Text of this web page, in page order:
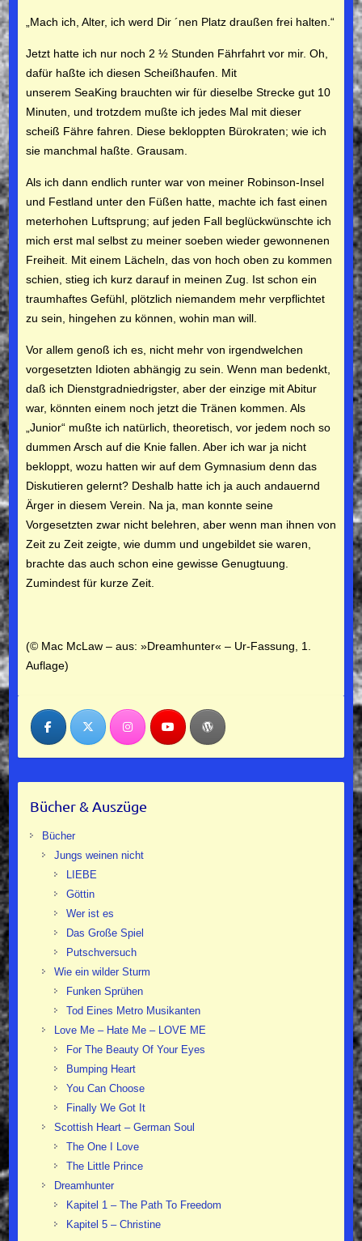
„Mach ich, Alter, ich werd Dir ´nen Platz draußen frei halten.“
Jetzt hatte ich nur noch 2 ½ Stunden Fährfahrt vor mir. Oh,
dafür haßte ich diesen Scheißhaufen. Mit
unserem SeaKing brauchten wir für dieselbe Strecke gut 10
Minuten, und trotz­dem mußte ich jedes Mal mit dieser
scheiß Fähre fahren. Diese bekloppten Bürokraten; wie ich
sie manchmal haßte. Grausam.
Als ich dann endlich runter war von meiner Robinson-Insel
und Festland unter den Füßen hatte, machte ich fast einen
meter­hohen Luftsprung; auf jeden Fall beglückwünschte ich
mich erst mal selbst zu meiner soeben wieder gewonnenen
Freiheit. Mit einem Lächeln, das von hoch oben zu kommen
schien, stieg ich kurz darauf in meinen Zug. Ist schon ein
traumhaftes Ge­fühl, plötzlich niemandem mehr verpflichtet
zu sein, hingehen zu können, wohin man will.
Vor allem genoß ich es, nicht mehr von irgendwelchen
vorge­setzten Idioten abhängig zu sein. Wenn man bedenkt,
daß ich Dienstgradniedrigster, aber der einzige mit Abitur
war, könn­ten einem noch jetzt die Tränen kommen. Als
„Junior“ mußte ich natürlich, theoretisch, vor jedem noch so
dummen Arsch auf die Knie fallen. Aber ich war ja nicht
bekloppt, wozu ha­tten wir auf dem Gymnasium denn das
Disku­tieren gelernt? Deshalb hatte ich ja auch andauernd
Ärger in diesem Verein. Na ja, man konnte seine
Vorgesetzten zwar nicht belehren, aber wenn man ihnen von
Zeit zu Zeit zeigte, wie dumm und ungebildet sie waren,
brachte das auch schon eine gewisse Genugtuung.
Zumindest für kurze Zeit.
(© Mac McLaw – aus: »Dreamhunter« – Ur-Fassung, 1.
Auflage)
Bücher & Auszüge
Bücher
Jungs weinen nicht
LIEBE
Göttin
Wer ist es
Das Große Spiel
Putschversuch
Wie ein wilder Sturm
Funken Sprühen
Tod Eines Metro Musikanten
Love Me – Hate Me – LOVE ME
For The Beauty Of Your Eyes
Bumping Heart
You Can Choose
Finally We Got It
Scottish Heart – German Soul
The One I Love
The Little Prince
Dreamhunter
Kapitel 1 – The Path To Freedom
Kapitel 5 – Christine